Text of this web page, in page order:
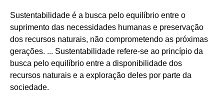
Sustentabilidade é a busca pelo equilíbrio entre o
suprimento das necessidades humanas e preservação
dos recursos naturais, não comprometendo as próximas
gerações. ... Sustentabilidade refere-se ao princípio da
busca pelo equilíbrio entre a disponibilidade dos
recursos naturais e a exploração deles por parte da
sociedade.